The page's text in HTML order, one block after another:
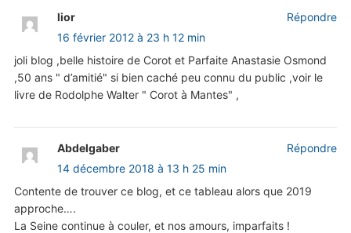
lior
16 février 2012 à 23 h 12 min
joli blog ,belle histoire de Corot et Parfaite Anastasie Osmond
,50 ans " d’amitié" si bien caché peu connu du public ,voir le
livre de Rodolphe Walter " Corot à Mantes" ,
Répondre
Abdelgaber
14 décembre 2018 à 13 h 25 min
Contente de trouver ce blog, et ce tableau alors que 2019
approche….
La Seine continue à couler, et nos amours, imparfaits !
Répondre